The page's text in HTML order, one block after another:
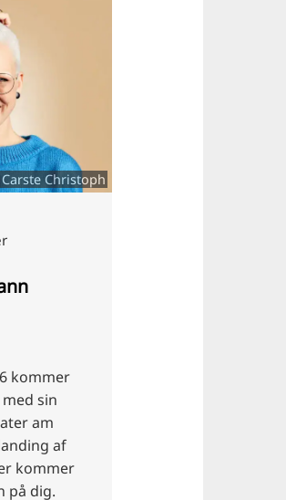
Carste Christoph
kommer
sin
am
af
kommer
på dig.